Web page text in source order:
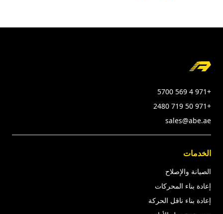
Footer
+971 4 569 5700
+971 50 719 2480
sales@abe.ae
الخدمات
الصيانة والإصلاح
إعادة بناء المحركات
إعادة بناء ناقل الحركة